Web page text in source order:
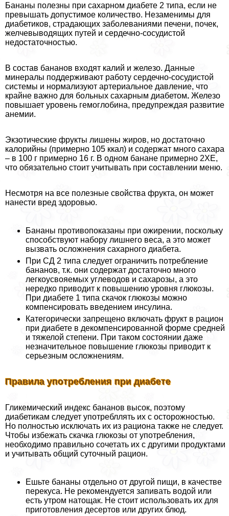
Бананы полезны при сахарном диабете 2 типа, если не
превышать допустимое количество. Незаменимы для
диабетиков, страдающих заболеваниями печени, почек,
желчевыводящих путей и сердечно-сосудистой
недостаточностью.
В состав бананов входят калий и железо. Данные
минералы поддерживают работу сердечно-сосудистой
системы и нормализуют артериальное давление, что
крайне важно для больных сахарным диабетом. Железо
повышает уровень гемоглобина, предупреждая развитие
анемии.
Экзотические фрукты лишены жиров, но достаточно
калорийны (примерно 105 ккал) и содержат много сахара
– в 100 г примерно 16 г. В одном банане примерно 2ХЕ,
что обязательно стоит учитывать при составлении меню.
Несмотря на все полезные свойства фрукта, он может
нанести вред здоровью.
Бананы противопоказаны при ожирении, поскольку
способствуют набору лишнего веса, а это может
вызвать осложнения сахарного диабета.
При СД 2 типа следует ограничить потрeбление
бананов, т.к. они содержат достаточно много
легкоусвояемых углеводов и сахарозы, а это
нередко приводит к повышению уровня глюкозы.
При диабете 1 типа скачок глюкозы можно
компенсировать введением инсулина.
Категорически запрещено включать фрукт в рацион
при диабете в декомпенсированной форме средней
и тяжелой степени. При таком состоянии даже
незначительное повышение глюкозы приводит к
серьезным осложнениям.
Правила употрeбления при диабете
Гликемический индекс бананов высок, поэтому
диабетикам следует употрeбллять их с осторожностью.
Но полностью исключать их из рациона также не следует.
Чтобы избежать скачка глюкозы от употрeбления,
необходимо правильно сочетать их с другими продуктами
и учитывать общий суточный рацион.
Ешьте бананы отдельно от другой пищи, в качестве
перекуса. Не рекомендуется запивать водой или
есть утром натощак. Не стоит использовать их для
приготовления десертов или других блюд.